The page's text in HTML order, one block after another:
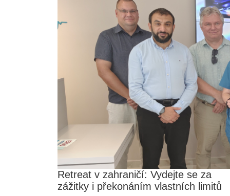
Retreat v zahraničí: Vydejte se za
zážitky i překonáním vlastních limitů